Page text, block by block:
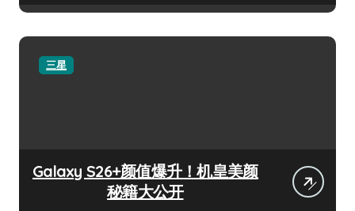
三星
Galaxy S26+颜值爆升！机皇美颜
秘籍大公开